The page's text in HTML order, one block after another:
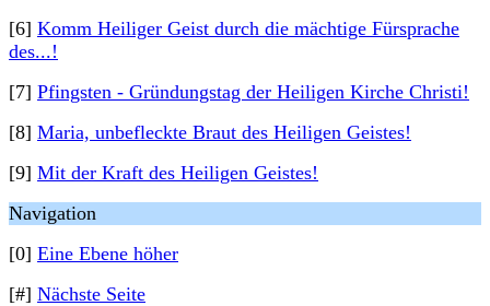
[6] Komm Heiliger Geist durch die mächtige Fürsprache
des...!
[7] Pfingsten - Gründungstag der Heiligen Kirche Christi!
[8] Maria, unbefleckte Braut des Heiligen Geistes!
[9] Mit der Kraft des Heiligen Geistes!
Navigation
[0] Eine Ebene höher
[#] Nächste Seite